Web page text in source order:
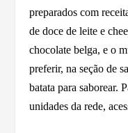
preparados com
de doce de leite e
chocolate belga, e o
preferir, na seção de
batata para saborear.
unidades da rede,